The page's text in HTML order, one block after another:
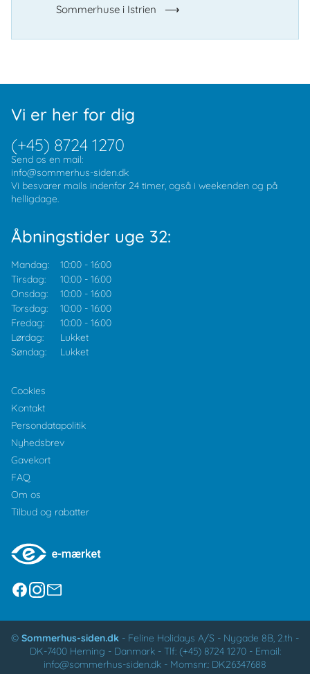
Sommerhuse i Istrien
Vi er her for dig
(+45) 8724 1270
Send os en mail:
info@sommerhus-siden.dk
Vi besvarer mails indenfor 24 timer, også i weekenden og på
helligdage.
Åbningstider uge 32:
Mandag: 10:00 - 16:00
Tirsdag:
10:00 - 16:00
Onsdag:
10:00 - 16:00
Torsdag:
10:00 - 16:00
Fredag:
10:00 - 16:00
Lørdag:
Lukket
Søndag:
Lukket
Cookies
Kontakt
Persondatapolitik
Nyhedsbrev
Gavekort
FAQ
Om os
Tilbud og rabatter
© Sommerhus-siden.dk - Feline Holidays A/S - Nygade 8B, 2.th -
DK-7400 Herning - Danmark - Tlf: (+45) 8724 1270- Email:
info@sommerhus-siden.dk - Momsnr.: DK26347688